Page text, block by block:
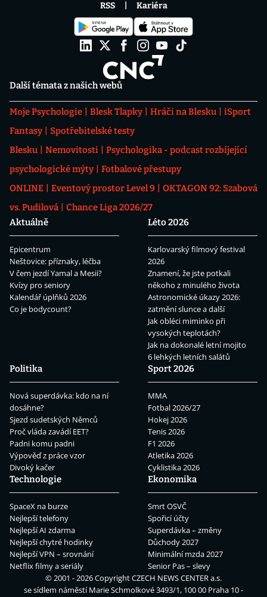
Další témata z našich webů
Moje Psychologie Blesk Tlapky Hráči na Blesku
iSport
Fantasy
Spotřebitelské testy
Blesku
Nemovitosti
Psychologika - podcast rozbíjející
psychologické mýty
Fotbalové přestupy
ONLINE
Eventový prostor Level 9
OKTAGON 92: Szabová
vs. Pudilová
Chance Liga 2026/27
Aktuálně
Epicentrum
Neštovice: příznaky, léčba
V čem jezdí Yamal a Mesii?
Kvízy pro seniory
Kalendář úplňků 2026
Co je bodycount?
Léto 2026
Karlovarský filmový festival
2026
Znamení, že jste potkali
někoho z minulého života
Astronomické úkazy 2026:
zatmění slunce a další
Jak obléci miminko při
vysokých teplotách?
Jak na dokonalé letní mojito
6 lehkých letních salátů
Politika
Nová superdávka: kdo na ní
dosáhne?
Sjezd sudetských Němců
Proč vláda zavádí EET?
Padni komu padni
Výpověď z práce vzor
Divoký kačer
Sport 2026
MMA
Fotbal 2026/27
Hokej 2026
Tenis 2026
F1 2026
Atletika 2026
Cyklistika 2026
Technologie
SpaceX na burze
Nejlepší telefony
Nejlepší AI zdarma
Nejlepší chytré hodinky
Nejlepší VPN – srovnání
Netflix filmy a seriály
Ekonomika
Smrt OSVČ
Spořicí účty
Superdávka – změny
Důchody 2027
Minimální mzda 2027
Senior Pas – slevy
RSS Kariéra
© 2001 - 2026 CopyrightCZECH NEWS CENTER a.s.
se sídlem náměstí Marie Schmolkové 3493/1, 100 00 Praha 10 -